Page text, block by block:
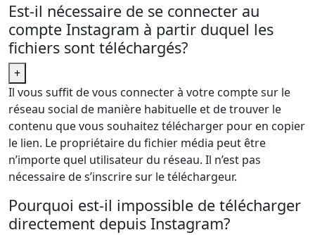
Est-il nécessaire de se connecter au
compte Instagram à partir duquel les
fichiers sont téléchargés?
+
Il vous suffit de vous connecter à votre compte sur le
réseau social de manière habituelle et de trouver le
contenu que vous souhaitez télécharger pour en copier
le lien. Le propriétaire du fichier média peut être
n’importe quel utilisateur du réseau. Il n’est pas
nécessaire de s’inscrire sur le téléchargeur.
Pourquoi est-il impossible de télécharger
directement depuis Instagram?